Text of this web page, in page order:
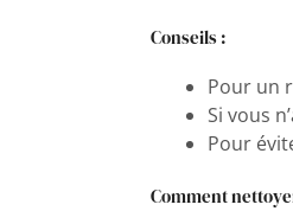
Conseils :
Pour un
Si vous
Pour
Comment